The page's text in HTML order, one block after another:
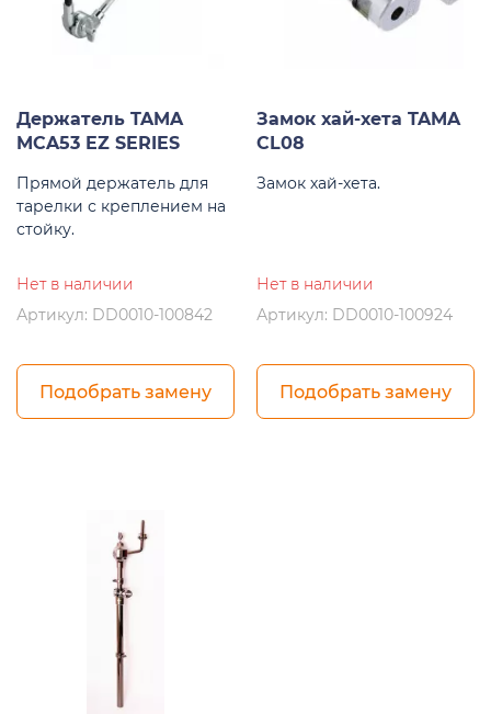
Держатель TAMA
MCA53 EZ SERIES
Прямой держатель для
тарелки с креплением на
стойку.
Нет в наличии
Артикул: DD0010-100842
Подобрать замену
Замок хай-хета TAMA
CL08
Замок хай-хета.
Нет в наличии
Артикул: DD0010-100924
Подобрать замену